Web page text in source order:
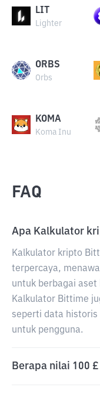
LIT
Lighter
ORBS
Orbs
KOMA
Koma Inu
FAQ
Apa Kalkulator
Kalkulator kripto
terpercaya,
untuk berbagai
Kalkulator Bittime
seperti data historis
untuk pengguna.
Berapa nilai 100